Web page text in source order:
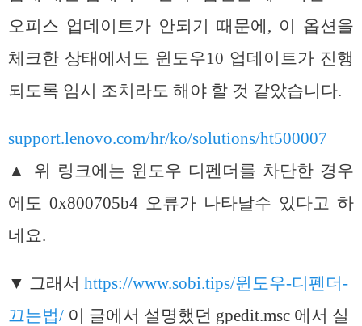
오피스 업데이트가 안되기 때문에, 이 옵션을
체크한 상태에서도 윈도우10 업데이트가 진행
되도록 임시 조치라도 해야 할 것 같았습니다.
support.lenovo.com/hr/ko/solutions/ht500007
▲ 위 링크에는 윈도우 디펜더를 차단한 경우
에도 0x800705b4 오류가 나타날수 있다고 하
네요.
▼ 그래서 https://www.sobi.tips/윈도우-디펜더-
끄는법/ 이 글에서 설명했던 gpedit.msc 에서 실